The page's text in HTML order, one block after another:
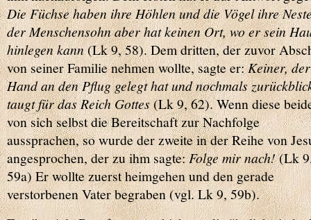
Die Füchse haben ihre Höhlen und die Vögel ihre
der Menschensohn aber hat keinen Ort, wo er sein
hinlegen kann (Lk 9, 58). Dem dritten, der zuvor
von seiner Familie nehmen wollte, sagte er:Keiner,
Hand an den Pflug gelegt hat und nochmals
taugt für das Reich Gottes(Lk 9, 62). Wenn diese
von sich selbst die Bereitschaft zur Nachfolge
aussprachen, so wurde der zweite in der Reihe von
angesprochen, der zu ihm sagte:Folge mir nach!(Lk
59a) Er wollte zuerst heimgehen und den gerade
verstorbenen Vater begraben (vgl. Lk 9, 59b).